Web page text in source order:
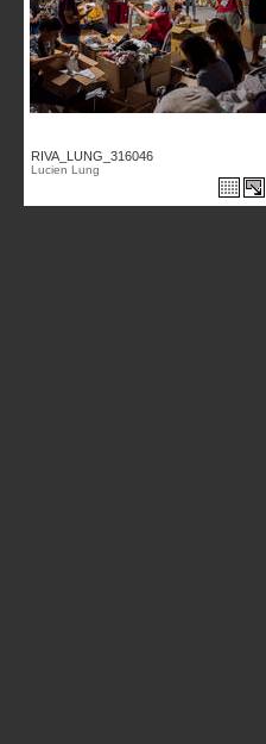
RIVA_LUNG_316046
Lucien Lung